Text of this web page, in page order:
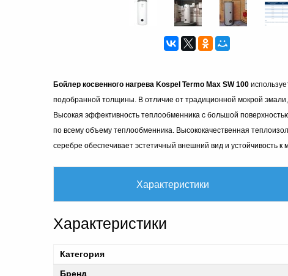
Бойлер косвенного нагрева Kospel Termo Max SW 100
подобранной толщины. В отличие от традиционной мокрой
Высокая эффективность теплообменника с большой
по всему объему теплообменника. Высококачественная
серебре обеспечивает эстетичный внешний вид и устойчивость
Характеристики
Характеристики
Категория
Бренд